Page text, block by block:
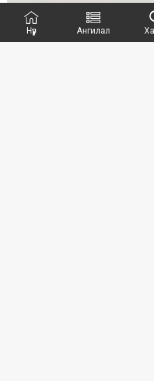
Нүүр Ангилал